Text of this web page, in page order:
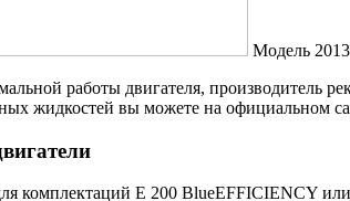
Модель
работы двигателя, производитель
жидкостей вы можете на официальном
комплектаций E 200 BlueEFFICIENCY